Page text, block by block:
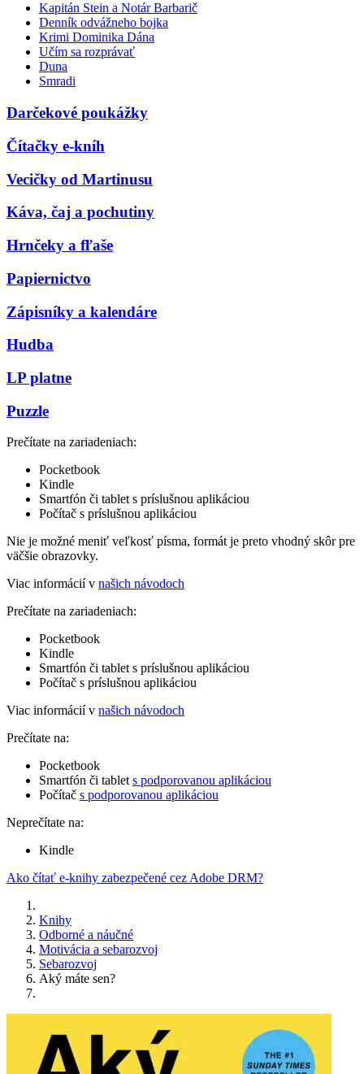
Kapitán Stein a Notár Barbarič
Denník odvážneho bojka
Krimi Dominika Dána
Učím sa rozprávať
Duna
Smradi
Darčekové poukážky
Čítačky e-kníh
Vecičky od Martinusu
Káva, čaj a pochutiny
Hrnčeky a fľaše
Papiernictvo
Zápisníky a kalendáre
Hudba
LP platne
Puzzle
Prečítate na zariadeniach:
Pocketbook
Kindle
Smartfón či tablet s príslušnou aplikáciou
Počítač s príslušnou aplikáciou
Nie je možné meniť veľkosť písma, formát je preto vhodný skôr pre
väčšie obrazovky.
Viac informácií v našich návodoch
Prečítate na zariadeniach:
Pocketbook
Kindle
Smartfón či tablet s príslušnou aplikáciou
Počítač s príslušnou aplikáciou
Viac informácií v našich návodoch
Prečítate na:
Pocketbook
Smartfón či tablet s podporovanou aplikáciou
Počítač s podporovanou aplikáciou
Neprečítate na:
Kindle
Ako čítať e-knihy zabezpečené cez Adobe DRM?
Knihy
Odborné a náučné
Motivácia a sebarozvoj
Sebarozvoj
Aký máte sen?